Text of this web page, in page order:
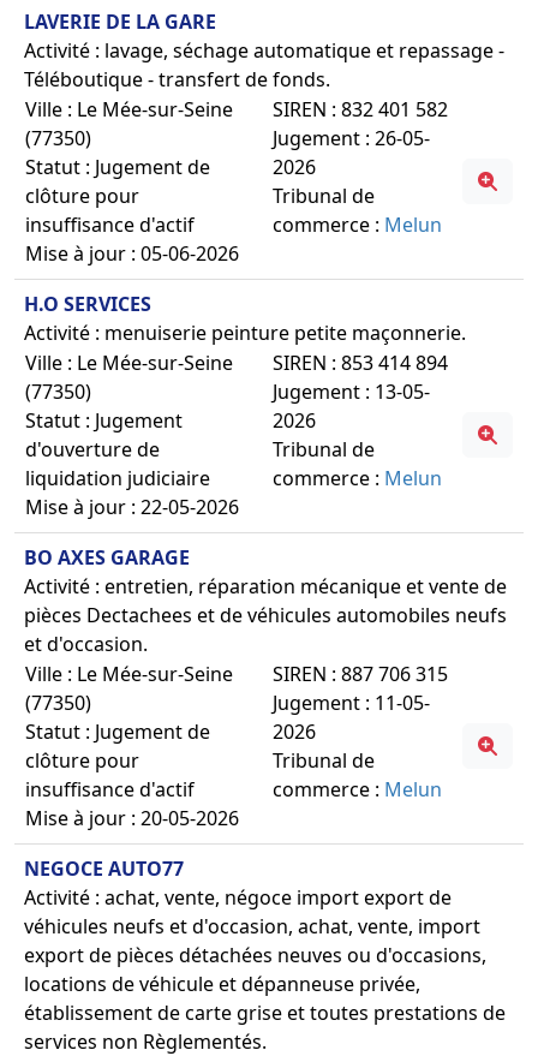
LAVERIE DE LA GARE
Activité : lavage, séchage automatique et repassage -
Téléboutique - transfert de fonds.
Ville : Le Mée-sur-Seine
(77350)
Statut : Jugement de
clôture pour
insuffisance d'actif
Mise à jour : 05-06-2026
SIREN : 832 401 582
Jugement : 26-05-
2026
Tribunal de
commerce : Melun
H.O SERVICES
Activité : menuiserie peinture petite maçonnerie.
Ville : Le Mée-sur-Seine
(77350)
Statut : Jugement
d'ouverture de
liquidation judiciaire
Mise à jour : 22-05-2026
SIREN : 853 414 894
Jugement : 13-05-
2026
Tribunal de
commerce : Melun
BO AXES GARAGE
Activité : entretien, réparation mécanique et vente de
pièces Dectachees et de véhicules automobiles neufs
et d'occasion.
Ville : Le Mée-sur-Seine
(77350)
Statut : Jugement de
clôture pour
insuffisance d'actif
Mise à jour : 20-05-2026
SIREN : 887 706 315
Jugement : 11-05-
2026
Tribunal de
commerce : Melun
NEGOCE AUTO77
Activité : achat, vente, négoce import export de
véhicules neufs et d'occasion, achat, vente, import
export de pièces détachées neuves ou d'occasions,
locations de véhicule et dépanneuse privée,
établissement de carte grise et toutes prestations de
services non Règlementés.